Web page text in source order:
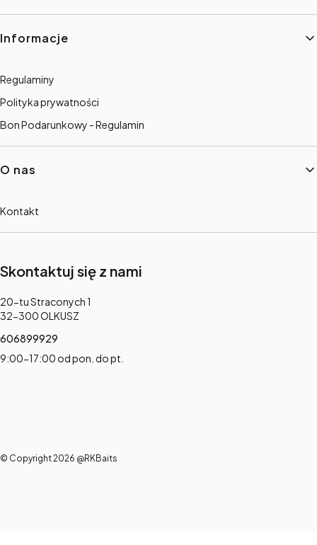
Informacje
Regulaminy
Polityka prywatności
Bon Podarunkowy - Regulamin
O nas
Kontakt
Skontaktuj się z nami
Adres:
20-tu Straconych 1
32-300 OLKUSZ
606899929
9:00-17:00 od pon. do pt.
© Copyright 2026 @RKBaits